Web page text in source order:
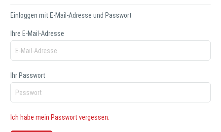
Einloggen mit E-Mail-Adresse und Passwort
Ihre E-Mail-Adresse
Ihr Passwort
Ich habe mein Passwort vergessen.